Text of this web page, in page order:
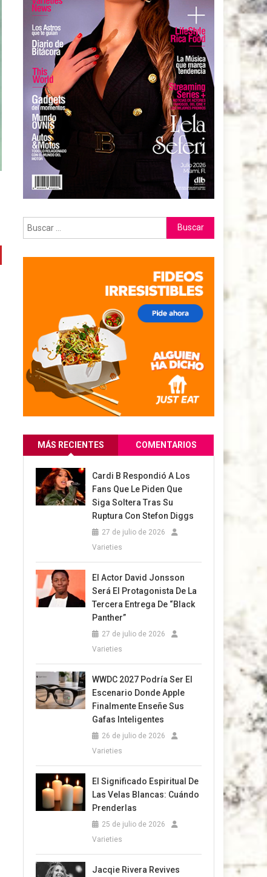
Buscar:
MÁS RECIENTES COMENTARIOS
Cardi B Respondió A Los
Fans Que Le Piden Que
Siga Soltera Tras Su
Ruptura Con Stefon Diggs
27 de julio de 2026
Varieties
El Actor David Jonsson
Será El Protagonista De La
Tercera Entrega De “Black
Panther”
27 de julio de 2026
Varieties
WWDC 2027 Podría Ser El
Escenario Donde Apple
Finalmente Enseñe Sus
Gafas Inteligentes
26 de julio de 2026
Varieties
El Significado Espiritual De
Las Velas Blancas: Cuándo
Prenderlas
25 de julio de 2026
Varieties
Jacqie Rivera Revives